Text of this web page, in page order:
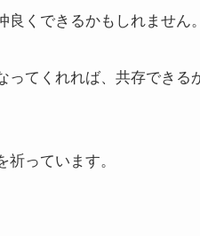
くできるかもしれません。
てくれれば、共存できる
っています。